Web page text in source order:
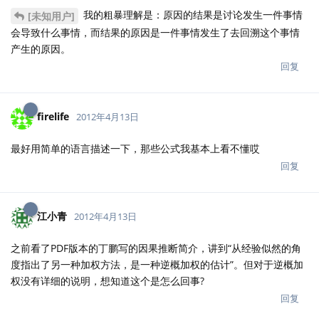
[未知用户]
我的粗暴理解是：原因的结果是讨论发生一件事情
会导致什么事情，而结果的原因是一件事情发生了去回溯这个事情
产生的原因。
回复
firelife 2012年4月13日
最好用简单的语言描述一下，那些公式我基本上看不懂哎
回复
江小青 2012年4月13日
之前看了PDF版本的丁鹏写的因果推断简介，讲到“从经验似然的角
度指出了另一种加权方法，是一种逆概加权的估计”。但对于逆概加
权没有详细的说明，想知道这个是怎么回事?
回复